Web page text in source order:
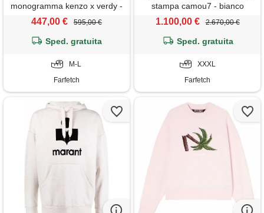
monogramma kenzo x verdy -
bianco
447,00 € 595,00 €
Sped. gratuita
M-L
Farfetch
stampa camou7 - bianco
1.100,00 € 2.670,00 €
Sped. gratuita
XXXL
Farfetch